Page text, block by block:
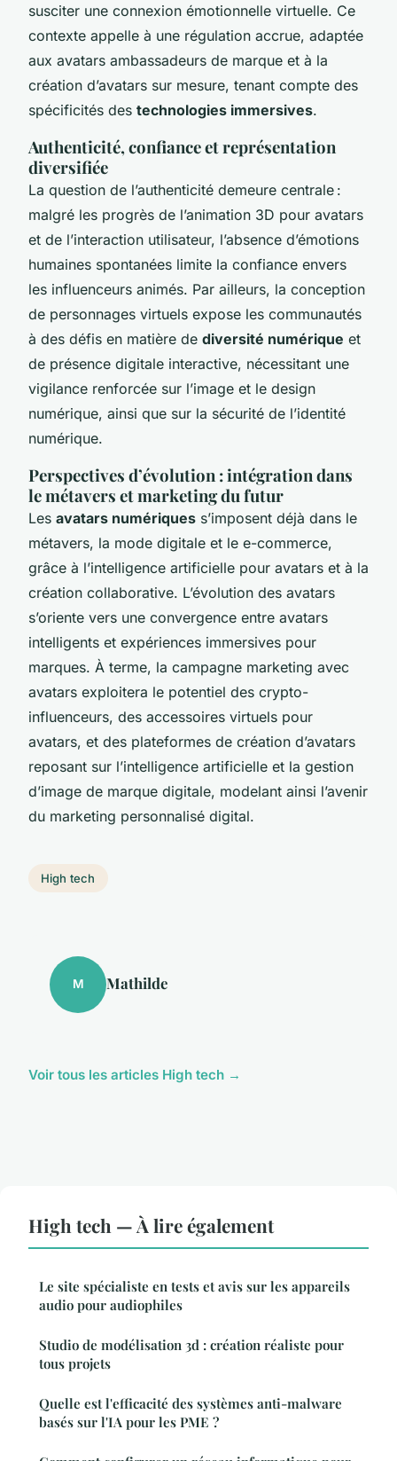
susciter une connexion émotionnelle virtuelle. Ce
contexte appelle à une régulation accrue, adaptée
aux avatars ambassadeurs de marque et à la
création d’avatars sur mesure, tenant compte des
spécificités des technologies immersives.
Authenticité, confiance et représentation
diversifiée
La question de l’authenticité demeure centrale :
malgré les progrès de l’animation 3D pour avatars
et de l’interaction utilisateur, l’absence d’émotions
humaines spontanées limite la confiance envers
les influenceurs animés. Par ailleurs, la conception
de personnages virtuels expose les communautés
à des défis en matière de diversité numérique et
de présence digitale interactive, nécessitant une
vigilance renforcée sur l’image et le design
numérique, ainsi que sur la sécurité de l’identité
numérique.
Perspectives d’évolution : intégration dans
le métavers et marketing du futur
Les avatars numériques s’imposent déjà dans le
métavers, la mode digitale et le e-commerce,
grâce à l’intelligence artificielle pour avatars et à la
création collaborative. L’évolution des avatars
s’oriente vers une convergence entre avatars
intelligents et expériences immersives pour
marques. À terme, la campagne marketing avec
avatars exploitera le potentiel des crypto-
influenceurs, des accessoires virtuels pour
avatars, et des plateformes de création d’avatars
reposant sur l’intelligence artificielle et la gestion
d’image de marque digitale, modelant ainsi l’avenir
du marketing personnalisé digital.
High tech
M Mathilde
Voir tous les articles High tech →
High tech — À lire également
Le site spécialiste en tests et avis sur les appareils
audio pour audiophiles
Studio de modélisation 3d : création réaliste pour
tous projets
Quelle est l'efficacité des systèmes anti-malware
basés sur l'IA pour les PME ?